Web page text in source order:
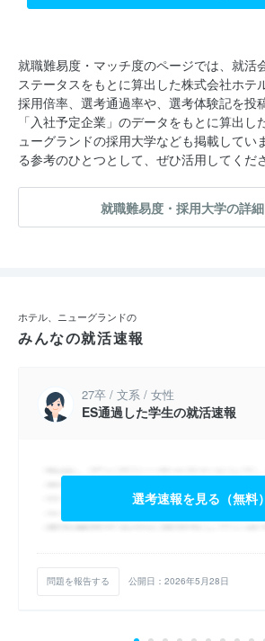
就職難易度・マッチ度のページでは、就活
ステータスをもとに算出した株式会社ホテ
採用倍率、選考通過率や、選考体験記を投
「入社予定企業」のデータをもとに算出し
ューグランドの採用大学なども掲載してい
る参考のひとつとして、ぜひ活用してくだ
就職難易度・採用大学の詳
ホテル、ニューグランドの
みんなの就活速報
27卒 / 文系 / 女性
ES通過した学生の就活速報
選考速報を見る（無料）
問題を報告する 公開日：2026年5月28日